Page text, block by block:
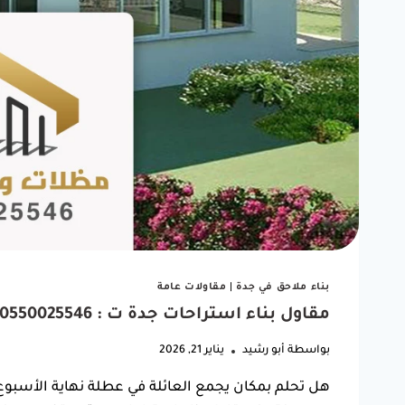
بناء ملاحق في جدة مقاولات عامة
مقاول بناء استراحات جدة ت : 0550025546 مجالس استراحات بجدة
بواسطة أبو رشيد يناير 21, 2026
هل تحلم بمكان يجمع العائلة في عطلة نهاية
"شغل مظلة سيارتي كان ممتاز.
يتعامل معاهم."
حي النسيم، جدة